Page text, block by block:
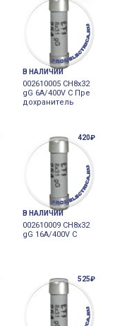
В НАЛИЧИИ
002610005 CH8x32
gG 6A/400V C Пре
дохранитель
420₽
В НАЛИЧИИ
002610009 CH8x32
gG 16A/400V C
525₽